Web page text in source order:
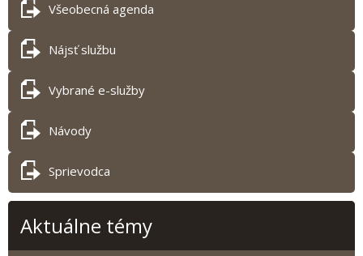
Všeobecná agenda
Nájsť službu
Vybrané e-služby
Návody
Sprievodca
Aktuálne témy